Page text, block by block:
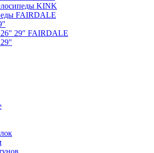
KINK
FAIRDALE
29" FAIRDALE